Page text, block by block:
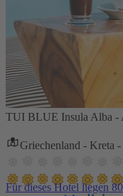
TUI BLUE Insula Alba -
Griechenland - Kreta
Für dieses Hotel liegen